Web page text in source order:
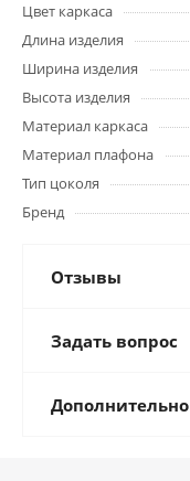
Цвет каркаса
Длина изделия
Ширина изделия
Высота изделия
Материал каркаса
Материал плафона
Тип цоколя
Бренд
Отзывы
Задать вопрос
Дополнительно